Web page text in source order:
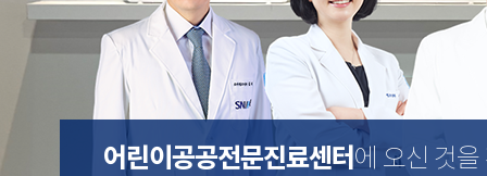
어린이공공전문진료센터에 오신 것